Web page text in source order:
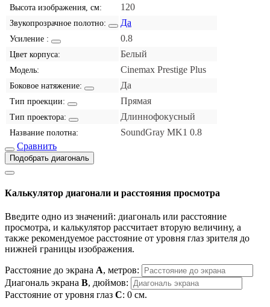
Высота изображения, см: 120
Звукопрозрачное полотно: Да
Усиление : 0.8
Цвет корпуса: Белый
Модель: Cinemax Prestige Plus
Боковое натяжение: Да
Тип проекции: Прямая
Тип проектора: Длиннофокусный
Название полотна:
SoundGray MK1 0.8
Сравнить
Подобрать диагональ
Калькулятор диагонали и расстояния просмотра
Введите одно из значений: диагональ или расстояние
просмотра, и калькулятор рассчитает вторую величину, а
также рекомендуемое расстояние от уровня глаз зрителя до
нижней границы изображения.
Расстояние до экрана A, метров:
Диагональ экрана B, дюймов:
Расстояние от уровня глаз C: 0 см.